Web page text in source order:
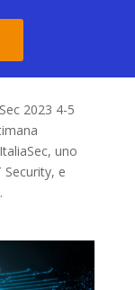
IT
2023 4-5
uno
e